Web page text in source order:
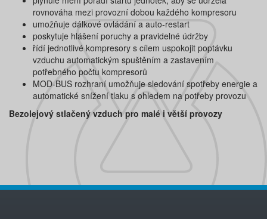
rovnováha mezi provozní dobou každého kompresoru
umožňuje dálkové ovládání a auto-restart
poskytuje hlášení poruchy a pravidelné údržby
řídí jednotlivé kompresory s cílem uspokojit poptávku
vzduchu automatickým spuštěním a zastavením
potřebného počtu kompresorů
MOD-BUS rozhraní umožňuje sledování spotřeby energie a
automatické snížení tlaku s ohledem na potřeby provozu
Bezolejový stlačený vzduch pro malé i větší provozy